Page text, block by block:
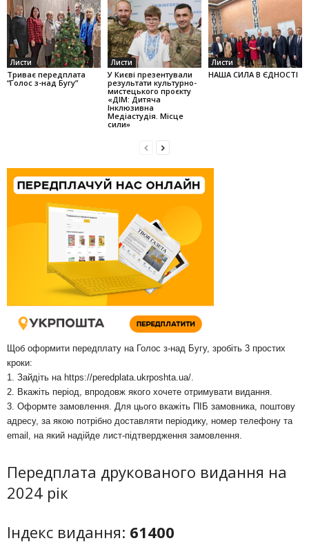
Листи
Триває передплата
“Голос з-над Бугу”
Листи
У Києві презентували
результати культурно-
мистецького проєкту
«ДІМ: Дитяча
Інклюзивна
Медіастудія. Місце
сили»
Листи
НАША СИЛА В ЄДНОСТІ
Щоб оформити передплату на Голос з-над Бугу, зробіть 3 простих
кроки:
1. Зайдіть на https://peredplata.ukrposhta.ua/
2. Вкажіть період, впродовж якого хочете отримувати видання.
3. Оформте замовлення. Для цього вкажіть ПІБ замовника, поштову
адресу, за якою потрібно доставляти періодику, номер телефону та
email, на який надійде лист-підтвердження замовлення.
Передплата друкованого видання на
2024 рік
Індекс видання: 61400